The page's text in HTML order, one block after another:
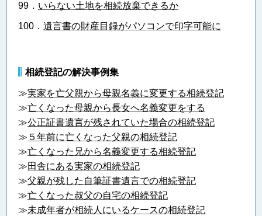
99． いらない土地を相続放棄できるか
100． 遺言書の財産目録がパソコンで印字可能に
相続登記の解決事例集
≫実家を亡父親から母親名義に変更する相続登記
≫亡くなった母親から長女へ名義変更をする
≫公正証書遺言が残されていた場合の相続登記
≫ ５年前に亡くなった父親の相続登記
≫亡くなった兄から名義変更する相続登記
≫田舎にある実家の相続登記
≫父親が残した自筆証書遺言での相続登記
≫亡くなった叔父の自宅の相続登記
≫未成年者が相続人にいるケースの相続登記